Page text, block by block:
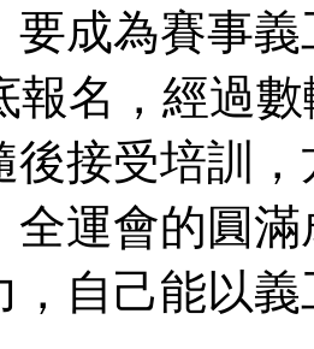
要成為賽事
報名，經過
後接受培訓
全運會的圓
，自己能以